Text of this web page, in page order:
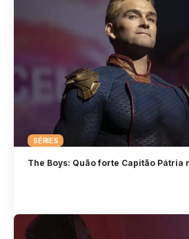
SÉRIES
The Boys: Quão forte Capitão Pátria